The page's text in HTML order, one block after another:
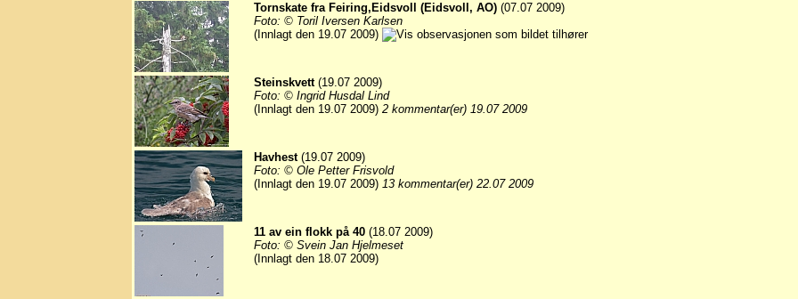
Tornskate fra Feiring,Eidsvoll (Eidsvoll, AO) (07.07 2009)
Foto: © Toril Iversen Karlsen
(Innlagt den 19.07 2009)
Steinskvett(19.07 2009)
Foto: © Ingrid Husdal Lind
(Innlagt den 19.07 2009) 2 kommentar(er) 19.07 2009
Havhest(19.07 2009)
Foto: © Ole Petter Frisvold
(Innlagt den 19.07 2009) 13 kommentar(er) 22.07 2009
11 av ein flokk på 40 (18.07 2009)
Foto: © Svein Jan Hjelmeset
(Innlagt den 18.07 2009)